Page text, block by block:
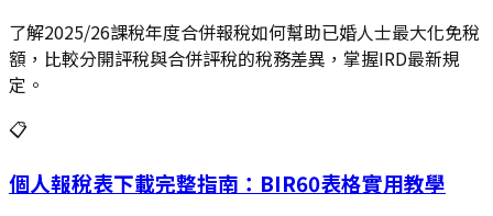
了解2025/26課稅年度合併報稅如何幫助已婚人士最大化免稅
額，比較分開評稅與合併評稅的稅務差異，掌握IRD最新規
定。
📋
個人報稅表下載完整指南：BIR60表格實用教學